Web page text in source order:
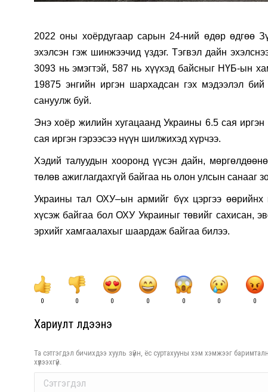
2022 оны хоёрдугаарсарын 24-ний өдөр өдгөө
эхэлсэн гэж шинжээчид үздэг. Тэгвэл дайн
3093 нь эмэгтэй, 587 нь хүүхэд байсныг НҮБ-ын
19875 энгийн иргэн шархадсан гэх мэдээлэл
сануулж буй.
Энэ хоёр жилийн хугацаанд Украины 6.5 сая
сая иргэн гэрээсээ нүүн шилжихэд хүрчээ.
Хэдий талуудын хооронд үүсэн дайн,
төлөв ажиглагдахгүй байгаа нь олон улсын санааг
Украины тал ОХУ–ын армийг бүх цэргээ өөрийнх
хүсэж байгаа бол ОХУ Украиныг төвийг сахисан,
эрхийг хамгаалахыг шаардаж байгаа билээ.
0 0 0 0 0 0 0
Хариулт үлдээнэ үү
Та сэтгэгдэл бичихдээ хууль зүйн, ёс суртахууны хэм хэмжээг
хүлээхгүй.
Comment